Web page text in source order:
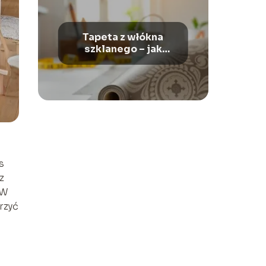
Tapeta z włókna
szklanego – jak
kłaść?